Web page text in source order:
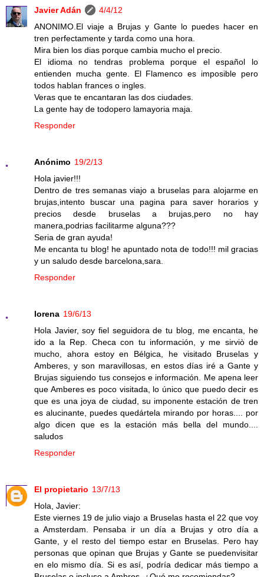
Javier Adán
4/4/12
ANONIMO.El viaje a Brujas y Gante lo puedes hacer en
tren perfectamente y tarda como una hora.
Mira bien los dias porque cambia mucho el precio.
El idioma no tendras problema porque el español lo
entienden mucha gente. El Flamenco es imposible pero
todos hablan frances o ingles.
Veras que te encantaran las dos ciudades.
La gente hay de todopero lamayoria maja.
Responder
Anónimo 19/2/13
Hola javier!!!
Dentro de tres semanas viajo a bruselas para alojarme en
brujas,intento buscar una pagina para saver horarios y
precios desde bruselas a brujas,pero no hay
manera,podrias facilitarme alguna???
Seria de gran ayuda!
Me encanta tu blog! he apuntado nota de todo!!! mil gracias
y un saludo desde barcelona,sara.
Responder
lorena 19/6/13
Hola Javier, soy fiel seguidora de tu blog, me encanta, he
ido a la Rep. Checa con tu información, y me sirviò de
mucho, ahora estoy en Bélgica, he visitado Bruselas y
Amberes, y son maravillosas, en estos días iré a Gante y
Brujas siguiendo tus consejos e información. Me apena leer
que Amberes es poco visitada, lo único que puedo decir es
que es una joya de ciudad, su imponente estación de tren
es alucinante, puedes quedártela mirando por horas.... por
algo dicen que es la estación más bella del mundo....
saludos
Responder
El propietario 13/7/13
Hola, Javier:
Este viernes 19 de julio viajo a Bruselas hasta el 22 que voy
a Amsterdam. Pensaba ir un día a Brujas y otro día a
Gante, y el resto del tiempo estar en Bruselas. Pero hay
personas que opinan que Brujas y Gante se puedenvisitar
en elo mismo día. Si es así, podría dedicar más tiempo a